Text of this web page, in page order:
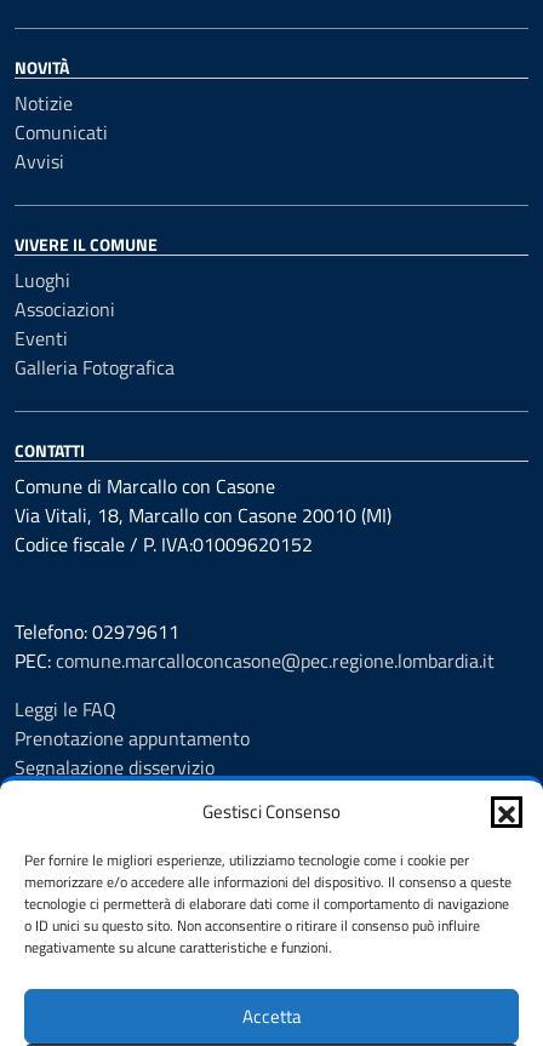
Gestisci Consenso
Per fornire le migliori esperienze, utilizziamo tecnologie come i cookie per
memorizzare e/o accedere alle informazioni del dispositivo. Il consenso a queste
tecnologie ci permetterà di elaborare dati come il comportamento di navigazione
o ID unici su questo sito. Non acconsentire o ritirare il consenso può influire
negativamente su alcune caratteristiche e funzioni.
Accetta
NOVITÀ
Notizie
Comunicati
Avvisi
VIVERE IL COMUNE
Luoghi
Associazioni
Eventi
Galleria Fotografica
CONTATTI
Comune di Marcallo con Casone
Via Vitali, 18, Marcallo con Casone 20010 (MI)
Codice fiscale / P. IVA:01009620152
Telefono: 02979611
PEC:comune.marcalloconcasone@pec.regione.lombardia.it
Leggi le FAQ
Prenotazione appuntamento
Segnalazione disservizio
Informativa privacy
Note legali
Dichiarazione di accessibilità
Feedback